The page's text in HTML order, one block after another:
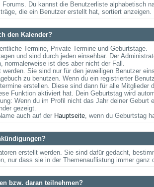
Du kannst die Benutzerliste alphabetisch
die ein Benutzer erstellt hat, sortiert anzeigen.
den Kalender?
Termine, Private Termine und Geburtstage.
und sind durch jeden einsehbar. Der
normalerweise ist dies aber nicht der Fall.
Sie sind nur für den jeweiligen Benutzer
zu benutzen. Wenn du ein registrierter
erstellen. Diese sind dann für alle Mitglieder
Funktion aktiviert hat. Dein Geburtstag wird
Wenn du im Profil nicht das Jahr deiner Geburt
gezeigt.
auch auf der Hauptseite, wenn du Geburtstag
erstellt werden. Sie sind dafür gedacht,
nur dass sie in der Themenauflistung immer ganz
bzw. daran teilnehmen?